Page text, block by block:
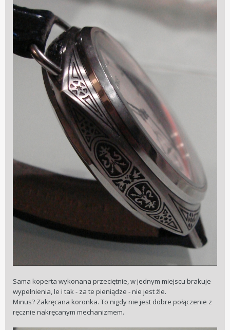
Sama koperta wykonana przeciętnie, w jednym miejscu brakuje
wypełnienia, le i tak - za te pieniądze - nie jest źle.
Minus? Zakręcana koronka. To nigdy nie jest dobre połączenie z
ręcznie nakręcanym mechanizmem.